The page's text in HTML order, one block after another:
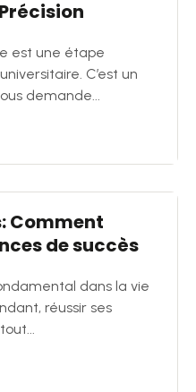
est une étape
C’est un
demande...
Comment
de succès
dans la vie
réussir ses